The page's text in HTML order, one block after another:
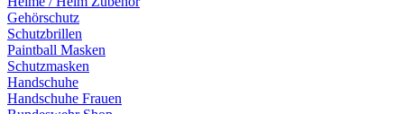
Gehörschutz
Schutzbrillen
Paintball Masken
Schutzmasken
Handschuhe
Handschuhe Frauen